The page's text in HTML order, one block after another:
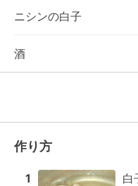
ニシンの白子
酒
作り方
1
白